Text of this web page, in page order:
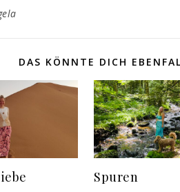
DAS KÖNNTE DICH
Spuren